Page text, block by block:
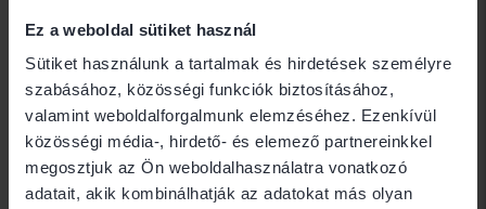
Ez a weboldal sütiket használ
Sütiket használunk a tartalmak és hirdetések személyre
szabásához, közösségi funkciók biztosításához,
valamint weboldalforgalmunk elemzéséhez. Ezenkívül
közösségi média-, hirdető- és elemező partnereinkkel
megosztjuk az Ön weboldalhasználatra vonatkozó
adatait, akik kombinálhatják az adatokat más olyan
Elérhetőségek
Jogi területek